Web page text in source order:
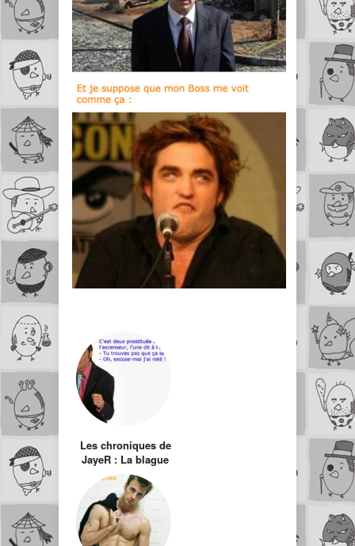
Les chroniques de
JayeR : La blague
qui peut changer le
cours de ta vie